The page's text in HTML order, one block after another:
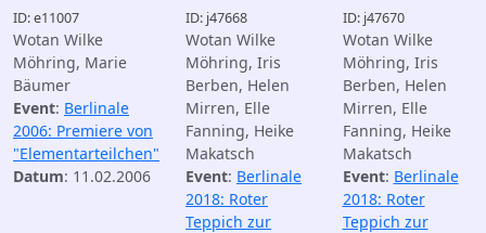
ID: e11007
Wotan Wilke
Möhring, Marie
Bäumer
Event: Berlinale
2006: Premiere von
"Elementarteilchen"
Datum: 11.02.2006
ID: j47668
Wotan Wilke
Möhring, Iris
Berben, Helen
Mirren, Elle
Fanning, Heike
Makatsch
Event: Berlinale
2018: Roter
Teppich zur
ID: j47670
Wotan Wilke
Möhring, Iris
Berben, Helen
Mirren, Elle
Fanning, Heike
Makatsch
Event: Berlinale
2018: Roter
Teppich zur